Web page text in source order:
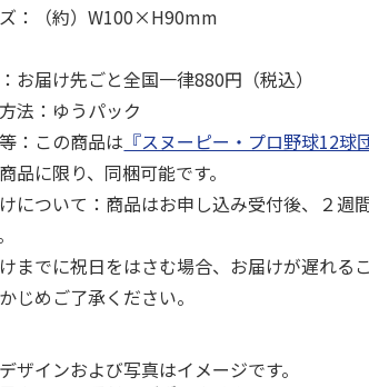
：（約）W100×H90mm
お届け先ごと全国一律880円（税込）
法：ゆうパック
：この商品は 『スヌーピー・プロ野球12球
品に限り、同梱可能です。
について：商品はお申し込み受付後、２週
までに祝日をはさむ場合、お届けが遅れる
じめご了承ください。
ザインおよび写真はイメージです。